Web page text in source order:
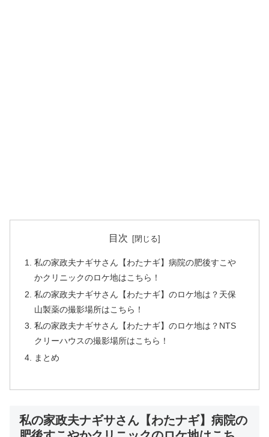
目次
私の家政夫ナギサさん【わたナギ】病院の肥後すこや
かクリニックのロケ地はこちら！
私の家政夫ナギサさん【わたナギ】のロケ地は？天保
山製薬の撮影場所はこちら！
私の家政夫ナギサさん【わたナギ】のロケ地は？NTS
クリーハウスの撮影場所はこちら！
まとめ
私の家政夫ナギサさん【わたナギ】病院の